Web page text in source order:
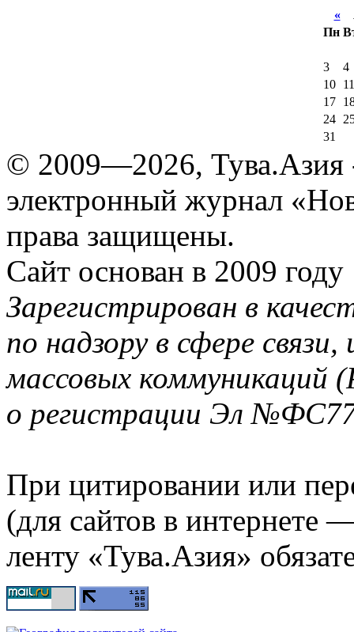
«
Пн
3
4
10
11
17
24
31
© 2009—2026, Тува.Азия
электронный журнал
права защищены.
Сайт основан в 2009 году
Зарегистрирован в
по надзору в сфере
массовых коммуникаций
о регистрации Эл
При цитировании или
(для сайтов в интернете
ленту «Тува.Азия»